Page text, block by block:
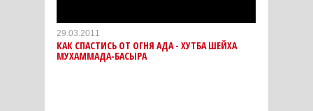
29.03.2011
КАК СПАСТИСЬ ОТ ОГНЯ АДА - ХУТБА ШЕЙХА
МУХАММАДА-БАСЫРА